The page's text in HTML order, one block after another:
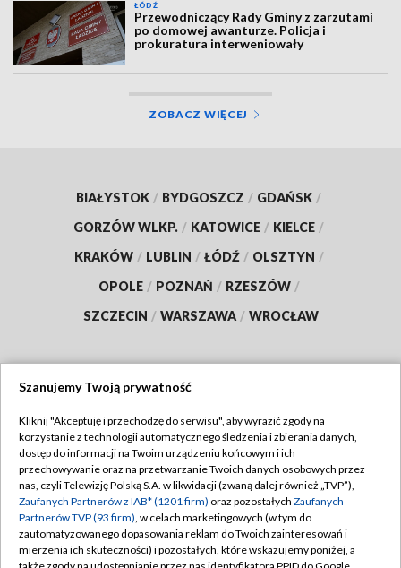
ŁÓDŹ
Przewodniczący Rady Gminy z zarzutami
po domowej awanturze. Policja i
prokuratura interweniowały
ZOBACZ WIĘCEJ
BIAŁYSTOK / BYDGOSZCZ / GDAŃSK /
GORZÓW WLKP. / KATOWICE / KIELCE /
KRAKÓW / LUBLIN / ŁÓDŹ / OLSZTYN /
OPOLE / POZNAŃ / RZESZÓW /
SZCZECIN / WARSZAWA / WROCŁAW
TVP
Abonament TVP
Emisja w TVP
Centrum informacji TVP
Naziemna Telewizja Cyfrowa
Regulamin TVP
Polityka prywatności
Moje zgody
Pomoc
Szanujemy Twoją prywatność
Kliknij "Akceptuję i przechodzę do serwisu", aby wyrazić zgody na
korzystanie z technologii automatycznego śledzenia i zbierania danych,
dostęp do informacji na Twoim urządzeniu końcowym i ich
przechowywanie oraz na przetwarzanie Twoich danych osobowych przez
nas, czyli Telewizję Polską S.A. w likwidacji (zwaną dalej również „TVP”),
Zaufanych Partnerów z IAB* (1201 firm) oraz pozostałych Zaufanych
Partnerów TVP (93 firm), w celach marketingowych (w tym do
zautomatyzowanego dopasowania reklam do Twoich zainteresowań i
mierzenia ich skuteczności) i pozostałych, które wskazujemy poniżej, a